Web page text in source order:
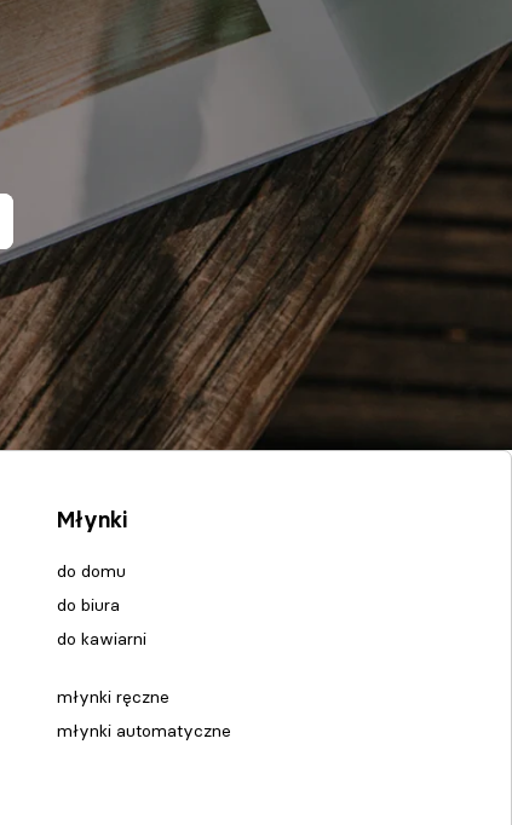
Młynki
do domu
do biura
do kawiarni
młynki ręczne
młynki automatyczne